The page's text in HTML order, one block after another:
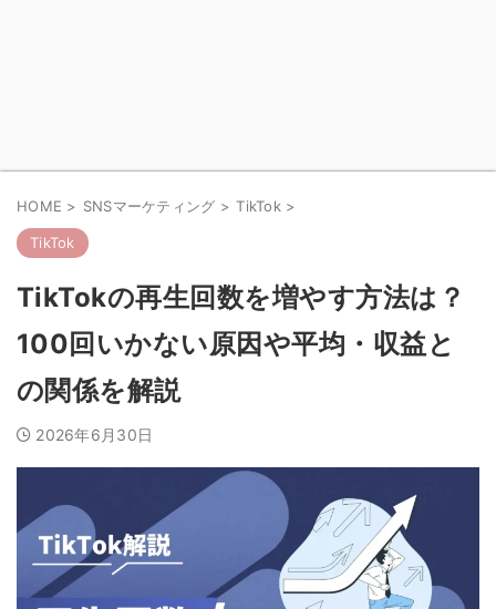
HOME > SNSマーケティング > TikTok >
TikTok
TikTokの再生回数を増やす方法は？
100回いかない原因や平均・収益と
の関係を解説
2026年6月30日